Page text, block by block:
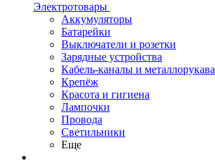
Электротовары
Аккумуляторы
Батарейки
Выключатели и розетки
Зарядные устройства
Кабель-каналы и металлорукава
Крепёж
Красота и гигиена
Лампочки
Провода
Светильники
Еще